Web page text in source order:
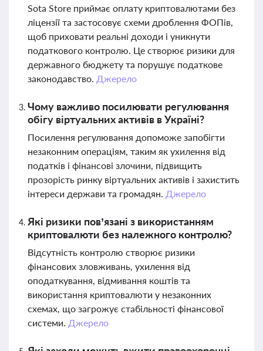
Sota Store приймає оплату криптовалютами без
ліцензії та застосовує схеми дроблення ФОПів,
щоб приховати реальні доходи і уникнути
податкового контролю. Це створює ризики для
державного бюджету та порушує податкове
законодавство. Джерело
Чому важливо посилювати регулювання
обігу віртуальних активів в Україні?
Посилення регулювання допоможе запобігти
незаконним операціям, таким як ухилення від
податків і фінансові злочини, підвищить
прозорість ринку віртуальних активів і захистить
інтереси держави та громадян. Джерело
Які ризики пов’язані з використанням
криптовалюти без належного контролю?
Відсутність контролю створює ризики
фінансових зловживань, ухилення від
оподаткування, відмивання коштів та
використання криптовалюти у незаконних
схемах, що загрожує стабільності фінансової
системи. Джерело